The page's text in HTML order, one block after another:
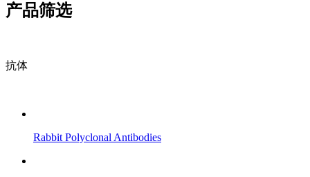
产品筛选
抗体
Rabbit Polyclonal Antibodies